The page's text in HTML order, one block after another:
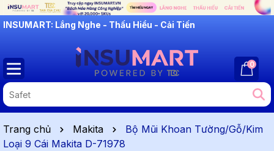
INSUMART: Lắng Nghe - Thấu Hiểu - Cải Tiến
0
Trang chủ Makita
Bộ Mũi Khoan Tường/Gỗ/Kim
Loại 9 Cái Makita D-71978